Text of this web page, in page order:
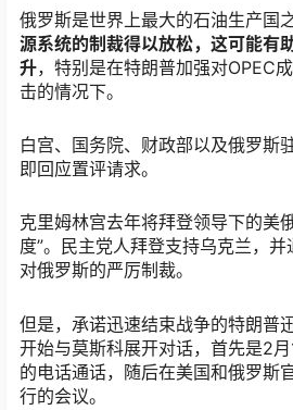
俄罗斯是世界上最大的石油生产国之
源系统的制裁得以放松，这可能有
升，特别是在特朗普加强对OPEC
击的情况下。
白宫、国务院、财政部以及俄罗斯
即回应置评请求。
克里姆林宫去年将拜登领导下的美
度”。民主党人拜登支持乌克兰，
对俄罗斯的严厉制裁。
但是，承诺迅速结束战争的特朗普
开始与莫斯科展开对话，首先是2
的电话通话，随后在美国和俄罗斯
行的会议。